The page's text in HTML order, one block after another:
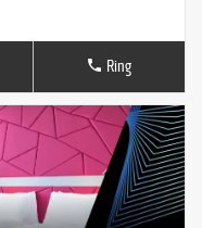
Ring